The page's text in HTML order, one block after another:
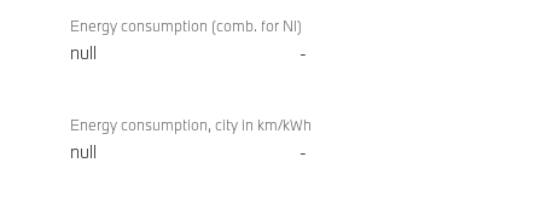
Energy consumption (comb. for NI)
null -
Energy consumption, city in km/kWh
null -